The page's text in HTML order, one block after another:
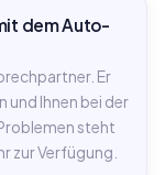
dem Auto-
Er
und Ihnen bei der
steht
zur Verfügung.